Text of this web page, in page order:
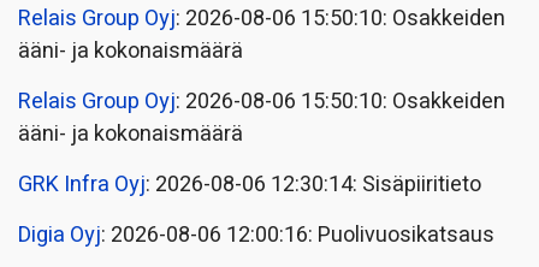
Relais Group Oyj: 2026-08-06 15:50:10: Osakkeiden
ääni- ja kokonaismäärä
Relais Group Oyj: 2026-08-06 15:50:10: Osakkeiden
ääni- ja kokonaismäärä
GRK Infra Oyj: 2026-08-06 12:30:14: Sisäpiiritieto
Digia Oyj: 2026-08-06 12:00:16: Puolivuosikatsaus